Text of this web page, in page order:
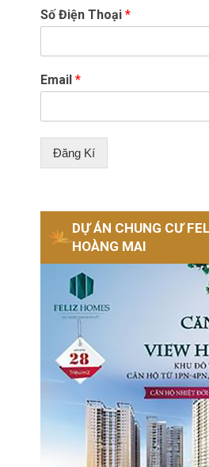
Số Điện Thoại*
Email*
Đăng Kí
DỰ ÁN CHUNG CƯ
HOÀNG MAI